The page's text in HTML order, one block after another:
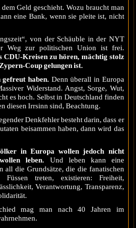
Geld geschieht. Wozu braucht man
eine Bank, wenn sie pleite ist, nicht
von der Schäuble in der NYT
Weg zur politischen Union ist frei.
CDU-Kreisen zu hören, mächtig stolz
Coup gelungen ist.
haben. Denn überall in Europa
Widerstand. Angst, Sorge, Wut,
es hoch. Selbst in Deutschland finden
diesen Irrsinn sind, Beachtung.
Denkfehler besteht darin, dass er
beisammen haben, dann wird das
in Europa wollen jedoch nicht
leben. Und leben kann eine
all die Grundsätze, die die fanatischen
treten, existieren: Freiheit,
Verantwortung, Transparenz,
mag man nach 40 Jahren im